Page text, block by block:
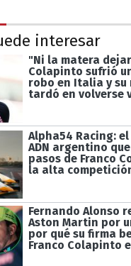
interesar
"Ni la matera
Colapinto sufrió
robo en Italia y su
tardó en volverse
Alpha54 Racing:
ADN argentino
pasos de Franco
la alta
Fernando Alonso
Aston Martin por
por qué su firma
Franco Colapinto